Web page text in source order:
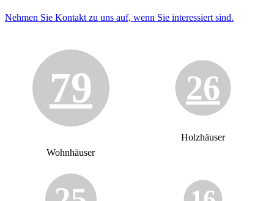
Nehmen Sie Kontakt zu uns auf, wenn Sie interessiert sind.
79
Wohnhäuser
26
Holzhäuser